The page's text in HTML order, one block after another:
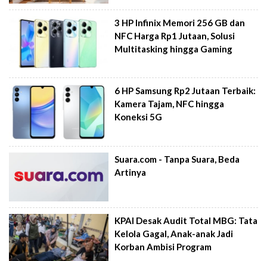
3 HP Infinix Memori 256 GB dan
NFC Harga Rp1 Jutaan, Solusi
Multitasking hingga Gaming
6 HP Samsung Rp2 Jutaan Terbaik:
Kamera Tajam, NFC hingga
Koneksi 5G
Suara.com - Tanpa Suara, Beda
Artinya
KPAI Desak Audit Total MBG: Tata
Kelola Gagal, Anak-anak Jadi
Korban Ambisi Program